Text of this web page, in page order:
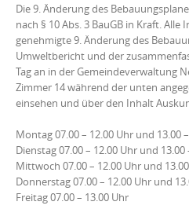
Die 9. Änderung des
nach § 10 Abs. 3 BauGB in Kraft.
genehmigte 9. Änderung des
Umweltbericht und der
Tag an in der Gemeindeverwaltung
Zimmer 14 während der unten
einsehen und über den Inhalt
Montag 07.00 – 12.00 Uhr und 13.00
Dienstag 07.00 – 12.00 Uhr und 13.00
Mittwoch 07.00 – 12.00 Uhr und
Donnerstag 07.00 – 12.00 Uhr und
Freitag 07.00 – 13.00 Uhr